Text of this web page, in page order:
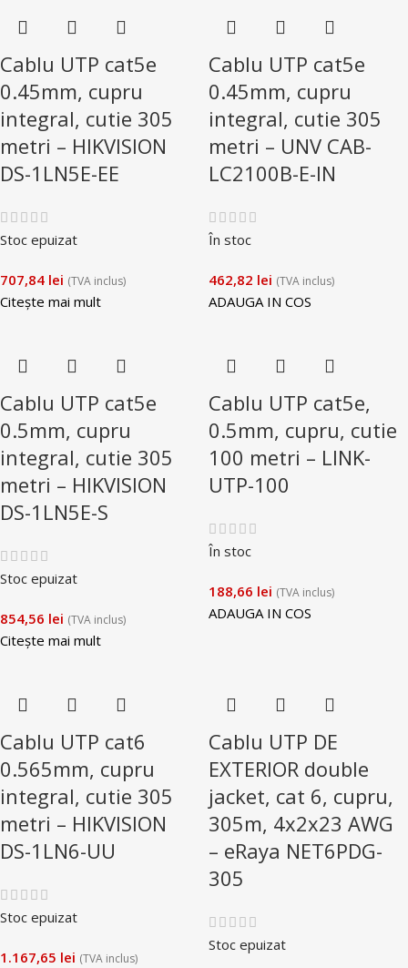
Cablu UTP cat5e
0.45mm, cupru
integral, cutie 305
metri – HIKVISION
DS-1LN5E-EE
Stoc epuizat
707,84 lei (TVA inclus)
Citește mai mult
Cablu UTP cat5e
0.45mm, cupru
integral, cutie 305
metri – UNV CAB-
LC2100B-E-IN
În stoc
462,82 lei (TVA inclus)
ADAUGA IN COS
Cablu UTP cat5e
0.5mm, cupru
integral, cutie 305
metri – HIKVISION
DS-1LN5E-S
Stoc epuizat
854,56 lei (TVA inclus)
Citește mai mult
Cablu UTP cat5e,
0.5mm, cupru, cutie
100 metri – LINK-
UTP-100
În stoc
188,66 lei (TVA inclus)
ADAUGA IN COS
Cablu UTP cat6
0.565mm, cupru
integral, cutie 305
metri – HIKVISION
DS-1LN6-UU
Stoc epuizat
1.167,65 lei (TVA inclus)
Cablu UTP DE
EXTERIOR double
jacket, cat 6, cupru,
305m, 4x2x23 AWG
– eRaya NET6PDG-
305
Stoc epuizat